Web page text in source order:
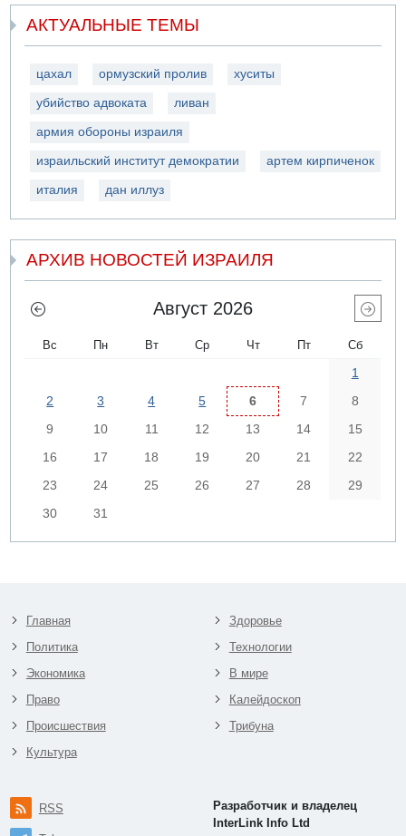
АКТУАЛЬНЫЕ ТЕМЫ
цахал ормузский пролив хуситы
убийство адвоката ливан
армия обороны израиля
израильский институт демократии артем кирпиченок
италия дан иллуз
АРХИВ НОВОСТЕЙ ИЗРАИЛЯ
Август 2026
Вс Пн Вт Ср Чт Пт Сб
1
2
3 4 5 6 7
8
9
10 11 12 13 14
15
16
17 18 19 20 21
22
23
24 25 26 27 28
29
30
31
Главная
Политика
Экономика
Право
Происшествия
Культура
Здоровье
Технологии
В мире
Калейдоскоп
Трибуна
RSS
Разработчик и владелец
InterLink Info Ltd